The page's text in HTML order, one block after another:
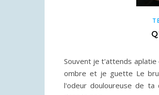
Souvent je t'attends aplatie
ombre et je guette Le
l'odeur douloureuse de ta